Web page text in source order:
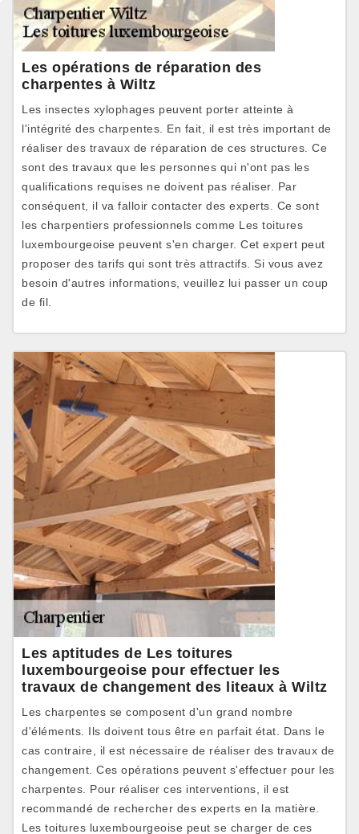
Les opérations de réparation des
charpentes à Wiltz
Les insectes xylophages peuvent porter atteinte à
l'intégrité des charpentes. En fait, il est très important de
réaliser des travaux de réparation de ces structures. Ce
sont des travaux que les personnes qui n'ont pas les
qualifications requises ne doivent pas réaliser. Par
conséquent, il va falloir contacter des experts. Ce sont
les charpentiers professionnels comme Les toitures
luxembourgeoise peuvent s'en charger. Cet expert peut
proposer des tarifs qui sont très attractifs. Si vous avez
besoin d'autres informations, veuillez lui passer un coup
de fil.
Les aptitudes de Les toitures
luxembourgeoise pour effectuer les
travaux de changement des liteaux à Wiltz
Les charpentes se composent d'un grand nombre
d'éléments. Ils doivent tous être en parfait état. Dans le
cas contraire, il est nécessaire de réaliser des travaux de
changement. Ces opérations peuvent s'effectuer pour les
charpentes. Pour réaliser ces interventions, il est
recommandé de rechercher des experts en la matière.
Les toitures luxembourgeoise peut se charger de ces